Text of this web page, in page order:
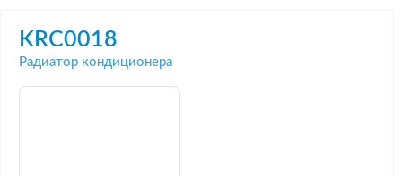
KRC0018
Радиатор кондиционера